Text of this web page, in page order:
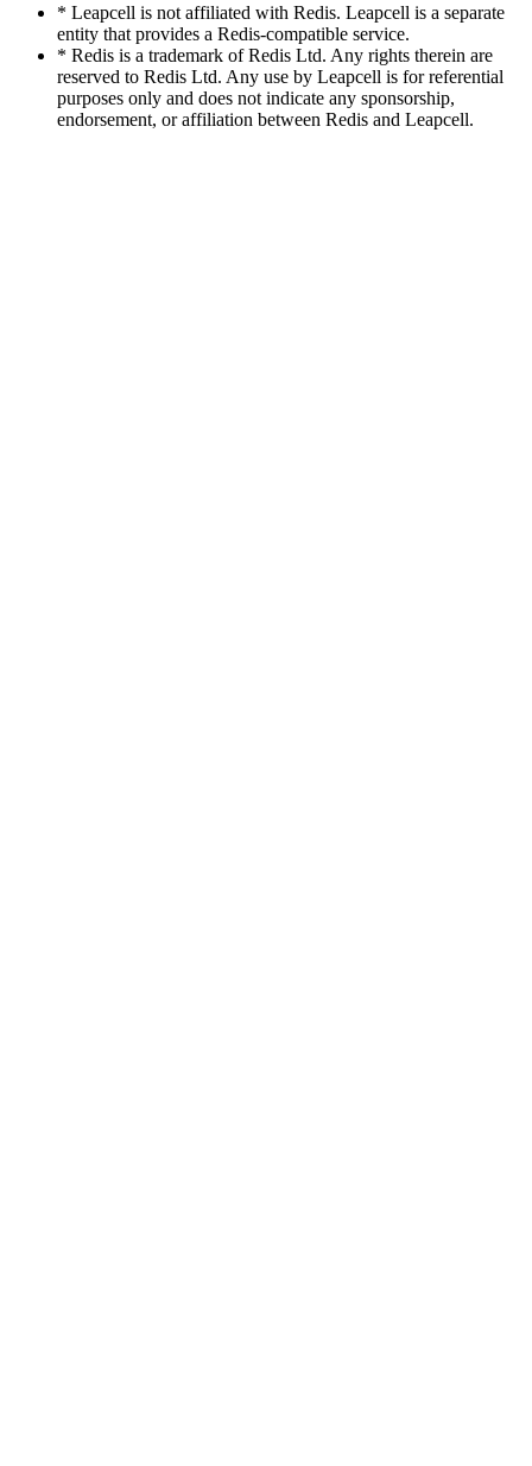
* Leapcell is not affiliated with Redis. Leapcell is a separate
entity that provides a Redis-compatible service.
* Redis is a trademark of Redis Ltd. Any rights therein are
reserved to Redis Ltd. Any use by Leapcell is for referential
purposes only and does not indicate any sponsorship,
endorsement, or affiliation between Redis and Leapcell.